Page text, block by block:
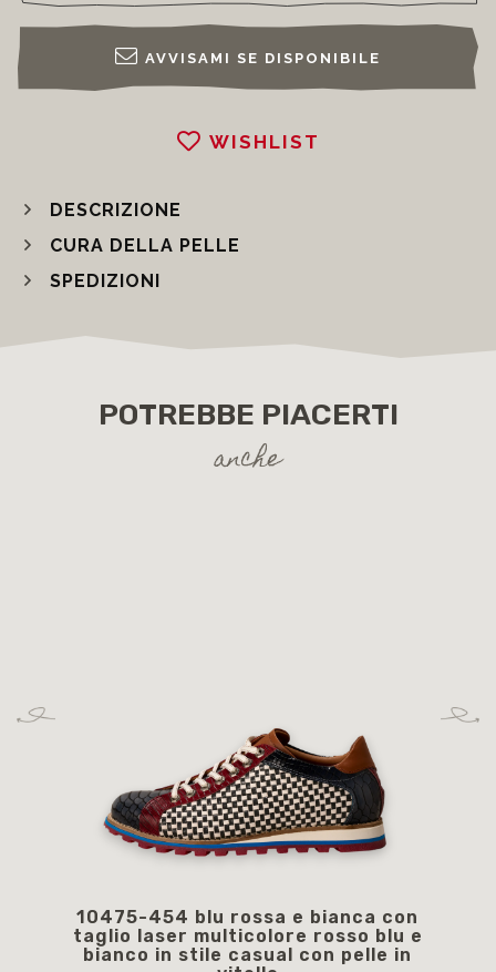
AVVISAMI SE DISPONIBILE
WISHLIST
DESCRIZIONE
CURA DELLA PELLE
SPEDIZIONI
POTREBBE PIACERTI
anche
10475-454 blu rossa e bianca con
taglio laser multicolore rosso blu e
bianco in stile casual con pelle in